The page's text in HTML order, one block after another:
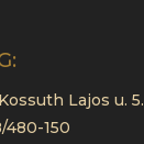
Lajos u. 5.
150